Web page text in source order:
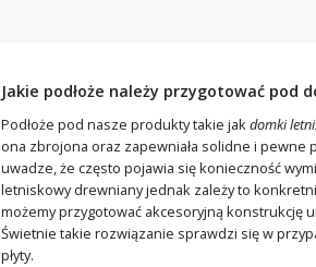
Jakie podłoże należy przygotować pod
Podłoże pod nasze produkty takie jakdomki
ona zbrojona oraz zapewniała solidne i pewne
uwadze, że często pojawia się konieczność
letniskowy drewniany jednak zależy to
możemy przygotować akcesoryjną konstrukcję
Świetnie takie rozwiązanie sprawdzi się w
płyty.